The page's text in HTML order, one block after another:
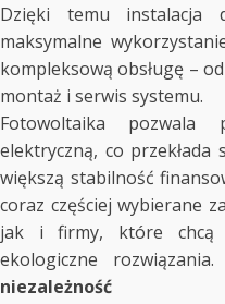
Dzięki temu instalacja
maksymalne
kompleksową obsługę –
montaż i serwis systemu.
Fotowoltaika pozwala
elektryczną, co
większą stabilność
coraz częściej wybierane
jak i firmy, które chcą
ekologiczne rozwiązania.
niezależność